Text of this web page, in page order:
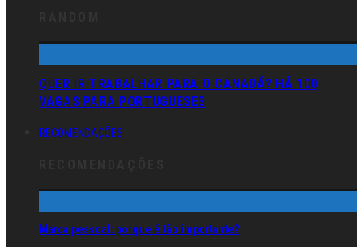
QUER IR TRABALHAR PARA O CANADÁ? HÁ 100
VAGAS PARA PORTUGUESES
RECOMENDAÇÕES
Marca pessoal: porque é tão importante?